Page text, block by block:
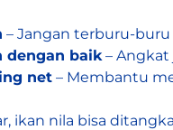
– Jangan terburu-
dengan baik– Angkat
net – Membantu
ikan nila bisa